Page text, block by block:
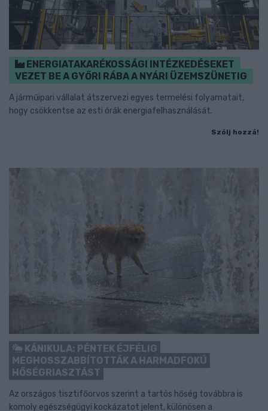
ENERGIATAKARÉKOSSÁGI INTÉZKEDÉSEKET
VEZET BE A GYŐRI RÁBA A NYÁRI ÜZEMSZÜNETIG
A járműipari vállalat átszervezi egyes termelési folyamatait,
hogy csökkentse az esti órák energiafelhasználását.
Szólj hozzá!
KÁNIKULA: PÉNTEK ÉJFÉLIG
MEGHOSSZABBÍTOTTÁK A HARMADFOKÚ
HŐSÉGRIASZTÁST
Az országos tisztifőorvos szerint a tartós hőség továbbra is
komoly egészségügyi kockázatot jelent, különösen a